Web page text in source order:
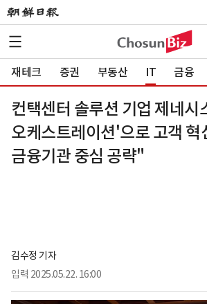
재테크 증권 부동산 IT 금융
컨택센터 솔루션 기업 제네시
오케스트레이션'으로 고객
금융기관 중심 공략"
김수정 기자
입력 2025.05.22. 16:00